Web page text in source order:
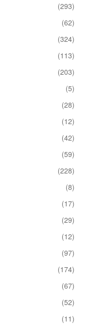
(293)
(62)
(324)
(113)
(203)
(5)
(28)
(12)
(42)
(59)
(228)
(8)
(17)
(29)
(12)
(97)
(174)
(67)
(52)
(11)